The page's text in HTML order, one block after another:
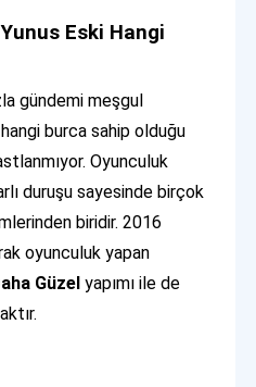
Eski Hangi
gündemi meşgul
hangi burca sahip olduğu
Oyunculuk
duruşu sayesinde birçok
biridir. 2016
oyunculuk yapan
Güzel yapımı ile de